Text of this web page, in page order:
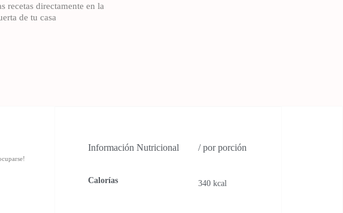
recetas directamente en la
de tu casa
Información Nutricional / por porción
Calorías 340 kcal